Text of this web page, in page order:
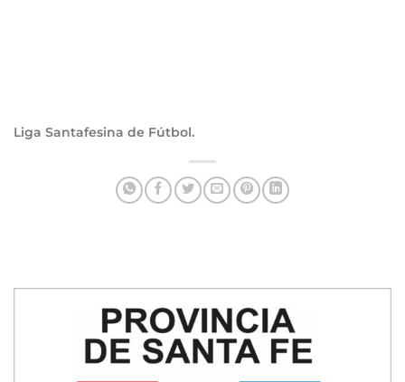
Liga Santafesina de Fútbol.